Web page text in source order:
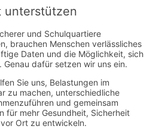
unterstützen
und Schulquartiere
brauchen Menschen verlässliches
Daten und die Möglichkeit, sich
Genau dafür setzen wir uns ein.
Sie uns, Belastungen im
zu machen, unterschiedliche
und gemeinsam
für mehr Gesundheit, Sicherheit
Ort zu entwickeln.